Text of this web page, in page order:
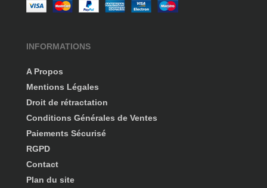
INFORMATIONS
A Propos
Mentions Légales
Droit de rétractation
Conditions Générales de Ventes
Paiements Sécurisé
RGPD
Contact
Plan du site